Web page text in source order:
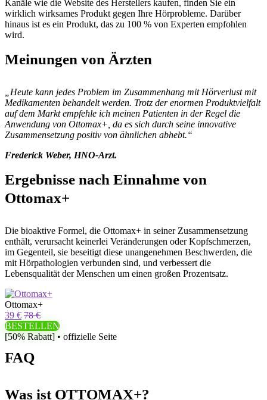
Kanäle wie die Website des Herstellers kaufen, finden Sie ein
wirklich wirksames Produkt gegen Ihre Hörprobleme. Darüber
hinaus ist es ein Produkt, das zu 100 % von Experten empfohlen
wird.
Meinungen von Ärzten
„Heute kann jedes Problem im Zusammenhang mit Hörverlust mit
Medikamenten behandelt werden. Trotz der enormen Produktvielfalt
auf dem Markt empfehle ich meinen Patienten in der Regel die
Anwendung von Ottomax+, da es sich durch seine innovative
Zusammensetzung positiv von ähnlichen abhebt.“
Frederick Weber, HNO-Arzt.
Ergebnisse nach Einnahme von
Ottomax+
Die bioaktive Formel, die Ottomax+ in seiner Zusammensetzung
enthält, verursacht keinerlei Veränderungen oder Kopfschmerzen,
im Gegenteil, sie beseitigt diese unangenehmen Beschwerden, die
mit Hörpathologien verbunden sind, und verbessert die
Lebensqualität der Menschen um einen großen Prozentsatz.
Ottomax+
39 € 78 €
BESTELLEN
[50% Rabatt] • offizielle Seite
FAQ
Was ist OTTOMAX+?